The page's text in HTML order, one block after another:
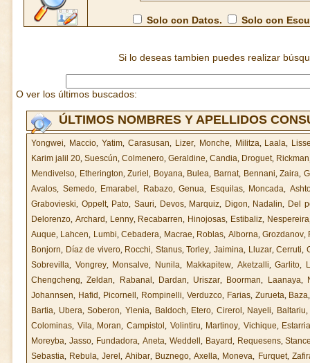
Solo con Datos. Solo con
Si lo deseas tambien puedes realizar
O ver los últimos buscados:
ÚLTIMOS NOMBRES Y APELLIDOS
Yongwei, Maccio, Yatim, Carasusan, Lizer, Monche, Militza, Laala,
Karim jalil 20, Suescún, Colmenero, Geraldine, Candia, Droguet, Rickman
Mendivelso, Etherington,Zuriel, Boyana, Bulea, Barnat, Bennani,Zaira,
Avalos, Semedo, Emarabel, Rabazo,Genua, Esquilas, Moncada,
Grabovieski, Oppelt, Pato, Sauri, Devos, Marquiz, Digon, Nadalin, Del
Delorenzo, Archard, Lenny, Recabarren, Hinojosas, Estibaliz, Nespereira
Auque, Lahcen, Lumbi,Cebadera, Macrae, Roblas, Alborna, Grozdanov,
Bonjorn, Díaz de vivero, Rocchi, Stanus,Torley,Jaimina, Lluzar,Cerruti,
Sobrevilla, Vongrey, Monsalve, Nunila, Makkapitew, Aketzalli,Garlito,
Chengcheng,Zeldan, Rabanal , Dardan, Uriszar, Boorman, Laanaya,
Johannsen, Hafid, Picornell , Rompinelli, Verduzco, Farias, Zurueta, Baza
Bartia, Ubera,Soberon, Ylenia, Baldoch, Etero, Cirerol , Nayeli, Baltariu
Colominas, Vila, Moran, Campistol , Volintiru, Martinoy, Vichique,
Moreyba, Jasso, Fundadora, Aneta, Weddell , Bayard, Requesens,
Sebastia, Rebula,Jerel,Ahibar, Buznego,Axella, Moneva, Furquet,